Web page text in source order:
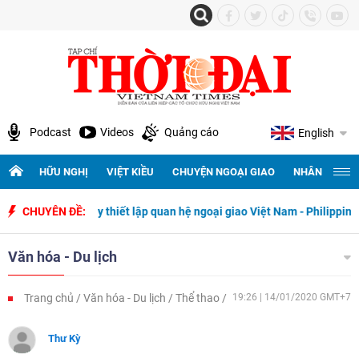
Podcast Videos Quảng cáo English
HỮU NGHỊ VIỆT KIỀU CHUYỆN NGOẠI GIAO NHÂN
CHUYÊN ĐỀ:
năm ngày thiết lập quan hệ ngoại giao Việt Nam - Philippines
Văn hóa - Du lịch
Trang chủ Văn hóa - Du lịch Thể thao 19:26 | 14/01/2020 GMT+7
Thư Kỳ